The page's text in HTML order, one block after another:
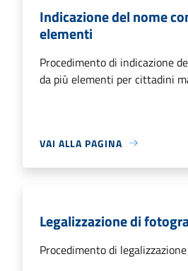
Indicazione del nome
elementi
Procedimento di indicazione
da più elementi per cittadini
VAI ALLA PAGINA
Legalizzazione di
Procedimento di